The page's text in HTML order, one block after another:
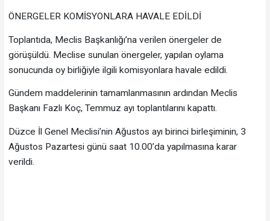
ÖNERGELER KOMİSYONLARA HAVALE EDİLDİ
Toplantıda, Meclis Başkanlığı’na verilen önergeler de
görüşüldü. Meclise sunulan önergeler, yapılan oylama
sonucunda oy birliğiyle ilgili komisyonlara havale edildi.
Gündem maddelerinin tamamlanmasının ardından Meclis
Başkanı Fazlı Koç, Temmuz ayı toplantılarını kapattı.
Düzce İl Genel Meclisi’nin Ağustos ayı birinci birleşiminin, 3
Ağustos Pazartesi günü saat 10.00’da yapılmasına karar
verildi.